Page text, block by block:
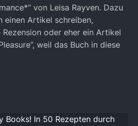
von Leisa Rayven. Dazu
einen Artikel schreiben,
oder eher ein Artikel
weil das Buch in diese